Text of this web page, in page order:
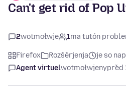
Can't get rid of Pop
2wotmołwje 1ma tutón
Firefox Rozšěrjenja
je so
Agent virtuelwotmołwjenypřed